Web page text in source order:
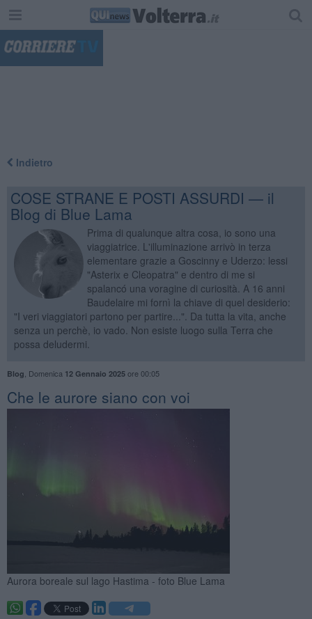
Indietro
COSE STRANE E POSTI ASSURDI — il
Blog di Blue Lama
Prima di qualunque altra cosa, io sono una
viaggiatrice. L'illuminazione arrivò in terza
elementare grazie a Goscinny e Uderzo: lessi
"Asterix e Cleopatra" e dentro di me si
spalancó una voragine di curiosità. A 16 anni
Baudelaire mi fornì la chiave di quel desiderio:
"I veri viaggiatori partono per partire...". Da tutta la vita, anche
senza un perchè, io vado. Non esiste luogo sulla Terra che
possa deludermi.
Blog Domenica 12 Gennaio 2025ore 00:05
Che le aurore siano con voi
Aurora boreale sul lago Hastima - foto Blue Lama